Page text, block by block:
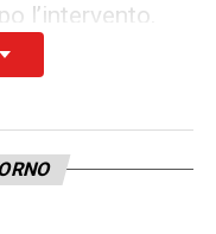
l’intervento.
tutte le novità
scosso il calcio